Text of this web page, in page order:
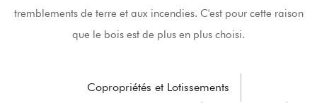
tremblements de terre et aux incendies. C'est pour cette raison
que le bois est de plus en plus choisi.
Copropriétés et Lotissements